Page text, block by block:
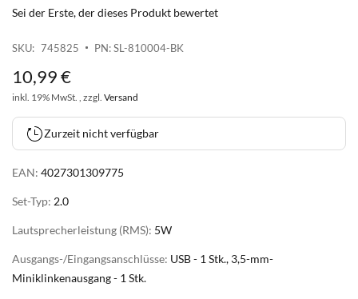
SKU 745825 PN: SL-810004-BK
Sei der Erste, der dieses Produkt bewertet
EAN: 4027301309775
Set-Typ: 2.0
Lautsprecherleistung (RMS): 5W
Ausgangs-/Eingangsanschlüsse: USB - 1 Stk., 3,5-mm-
Miniklinkenausgang - 1 Stk.
10,99€
inkl. 19% MwSt. , zzgl. Versand
Zurzeit nicht verfügbar
Bildgalerie